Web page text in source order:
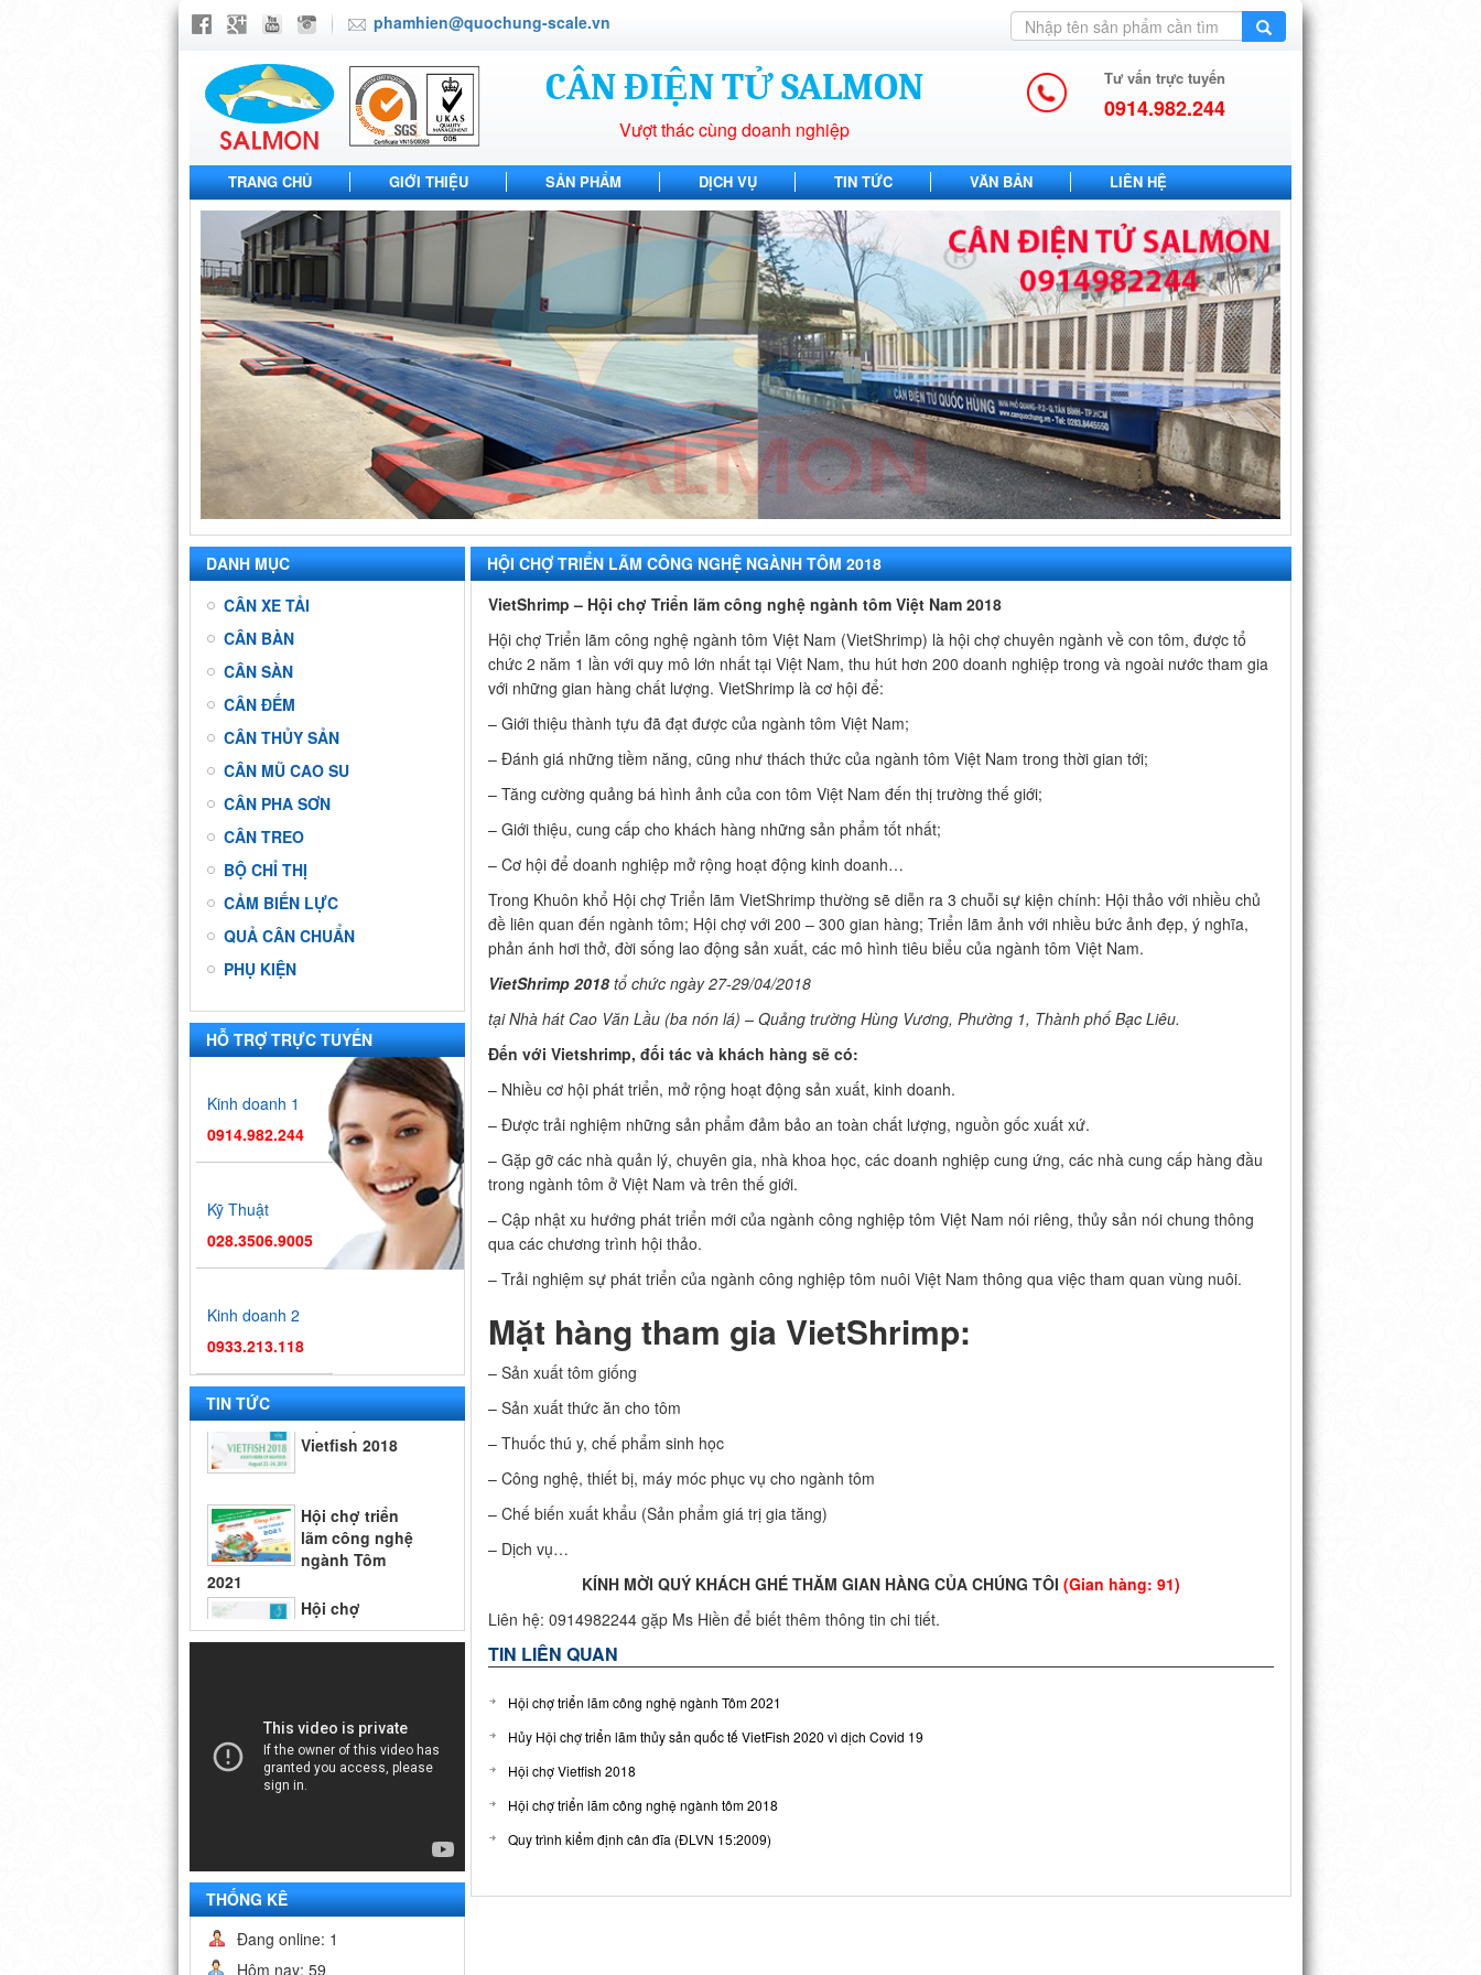
phamhien@quochung-scale.vn
CÂN ĐIỆN TỬ SALMON
Vượt thác cùng doanh nghiệp
Tư vấn trực tuyến
0914.982.244
TRANG CHỦ GIỚI THIỆU SẢN PHẨM DỊCH VỤ TIN TỨC VĂN BẢN LIÊN HỆ
DANH MỤC
CÂN XE TẢI
CÂN BÀN
CÂN SÀN
CÂN ĐẾM
CÂN THỦY SẢN
CÂN MŨ CAO SU
CÂN PHA SƠN
CÂN TREO
BỘ CHỈ THỊ
CẢM BIẾN LỰC
QUẢ CÂN CHUẨN
PHỤ KIỆN
HỖ TRỢ TRỰC TUYẾN
Kinh doanh 1
0914.982.244
Kỹ Thuật
028.3506.9005
Kinh doanh 2
0933.213.118
TIN TỨC
Vietfish 2018
ngành Tôm
2021
Hội chợ
Vietfish 2018
Hội chợ triển
THỐNG KÊ
Đang online: 1
Hôm nay: 59
HỘI CHỢ TRIỂN LÃM CÔNG NGHỆ NGÀNH TÔM 2018
VietShrimp – Hội chợ Triển lãm công nghệ ngành tôm Việt Nam 2018
Hội chợ Triển lãm công nghệ ngành tôm Việt Nam (VietShrimp) là hội chợ chuyên ngành về con tôm, được tổ
chức 2 năm 1 lần với quy mô lớn nhất tại Việt Nam, thu hút hơn 200 doanh nghiệp trong và ngoài nước tham gia
với những gian hàng chất lượng. VietShrimp là cơ hội để:
– Giới thiệu thành tựu đã đạt được của ngành tôm Việt Nam;
– Đánh giá những tiềm năng, cũng như thách thức của ngành tôm Việt Nam trong thời gian tới;
– Tăng cường quảng bá hình ảnh của con tôm Việt Nam đến thị trường thế giới;
– Giới thiệu, cung cấp cho khách hàng những sản phẩm tốt nhất;
– Cơ hội để doanh nghiệp mở rộng hoạt động kinh doanh…
Trong Khuôn khổ Hội chợ Triển lãm VietShrimp thường sẽ diễn ra 3 chuỗi sự kiện chính: Hội thảo với nhiều chủ
đề liên quan đến ngành tôm; Hội chợ với 200 – 300 gian hàng; Triển lãm ảnh với nhiều bức ảnh đẹp, ý nghĩa,
phản ánh hơi thở, đời sống lao động sản xuất, các mô hình tiêu biểu của ngành tôm Việt Nam.
VietShrimp 2018 tổ chức ngày 27-29/04/2018
tại Nhà hát Cao Văn Lầu (ba nón lá) – Quảng trường Hùng Vương, Phường 1, Thành phố Bạc Liêu.
Đến với Vietshrimp, đối tác và khách hàng sẽ có:
– Nhiều cơ hội phát triển, mở rộng hoạt động sản xuất, kinh doanh.
– Được trải nghiệm những sản phẩm đảm bảo an toàn chất lượng, nguồn gốc xuất xứ.
– Gặp gỡ các nhà quản lý, chuyên gia, nhà khoa học, các doanh nghiệp cung ứng, các nhà cung cấp hàng đầu
trong ngành tôm ở Việt Nam và trên thế giới.
– Cập nhật xu hướng phát triển mới của ngành công nghiệp tôm Việt Nam nói riêng, thủy sản nói chung thông
qua các chương trình hội thảo.
– Trải nghiệm sự phát triển của ngành công nghiệp tôm nuôi Việt Nam thông qua việc tham quan vùng nuôi.
Mặt hàng tham gia VietShrimp:
– Sản xuất tôm giống
– Sản xuất thức ăn cho tôm
– Thuốc thú y, chế phẩm sinh học
– Công nghệ, thiết bị, máy móc phục vụ cho ngành tôm
– Chế biến xuất khẩu (Sản phẩm giá trị gia tăng)
– Dịch vụ…
KÍNH MỜI QUÝ KHÁCH GHÉ THĂM GIAN HÀNG CỦA CHÚNG TÔI (Gian hàng: 91)
Liên hệ: 0914982244 gặp Ms Hiền để biết thêm thông tin chi tiết.
TIN LIÊN QUAN
Hội chợ triển lãm công nghệ ngành Tôm 2021
Hủy Hội chợ triển lãm thủy sản quốc tế VietFish 2020 vì dịch Covid 19
Hội chợ Vietfish 2018
Hội chợ triển lãm công nghệ ngành tôm 2018
Quy trình kiểm định cân đĩa (ĐLVN 15:2009)